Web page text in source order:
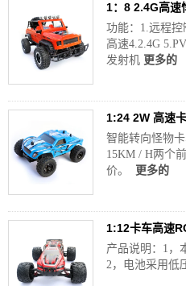
1：8 2.4G高速
功能：1.远程
高速4.2.4G
发射机 更多的
1:24 2W 高速
智能转向怪物
15KM / H两个
价。
更多的
1:12卡车高速
产品说明：1，
2，电池采用低